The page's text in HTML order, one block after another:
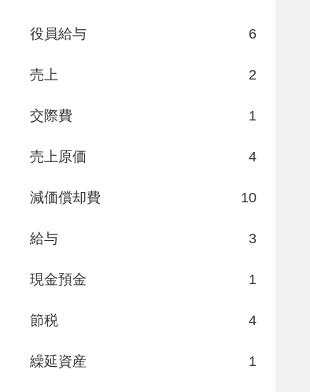
役員給与 6
売上 2
交際費 1
売上原価 4
減価償却費 10
給与 3
現金預金 1
節税 4
繰延資産 1